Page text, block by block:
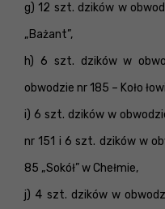
g) 12 szt. dzików w
„Bażant”,
h) 6 szt. dzików w
obwodzie nr 185 – Koło
i) 6 szt. dzików w
nr 151 i 6 szt. dzików w
85 „Sokół” w Chełmie,
j) 4 szt. dzików w